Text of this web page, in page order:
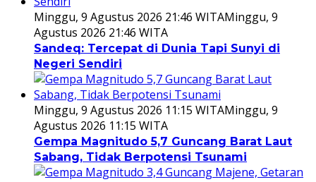
Minggu, 9 Agustus 2026 21:46 WITAMinggu, 9
Agustus 2026 21:46 WITA
Sandeq: Tercepat di Dunia Tapi Sunyi di
Negeri Sendiri
Minggu, 9 Agustus 2026 11:15 WITAMinggu, 9
Agustus 2026 11:15 WITA
Gempa Magnitudo 5,7 Guncang Barat Laut
Sabang, Tidak Berpotensi Tsunami